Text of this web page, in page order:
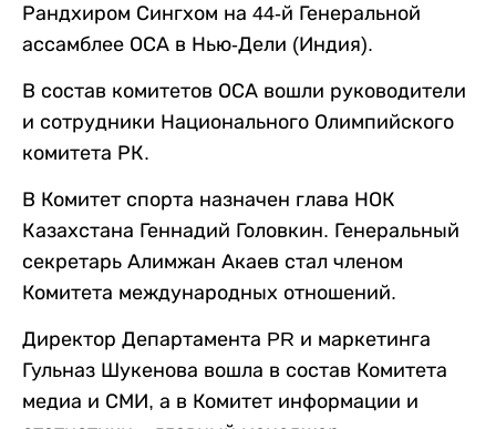
Рандхиром Сингхом на 44-й Генеральной
ассамблее ОСА в Нью-Дели (Индия).
В состав комитетов ОСА вошли руководители
и сотрудники Национального Олимпийского
комитета РК.
В Комитет спорта назначен глава НОК
Казахстана Геннадий Головкин. Генеральный
секретарь Алимжан Акаев стал членом
Комитета международных отношений.
Директор Департамента PR и маркетинга
Гульназ Шукенова вошла в состав Комитета
медиа и СМИ, а в Комитет информации и